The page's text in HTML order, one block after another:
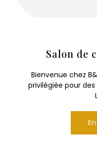
Salon de
Bienvenue chez
privilégiée pour